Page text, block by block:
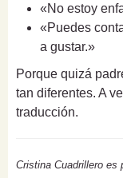
«No estoy
«Puedes
a gustar.»
Porque quizá
tan diferentes. A
traducción.
Cristina Cuadrillero es